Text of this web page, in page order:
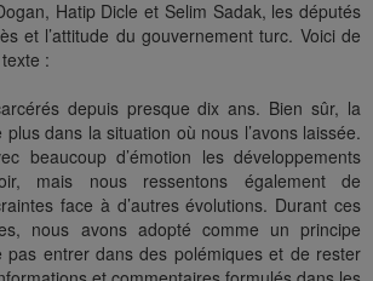
Hatip Dicle et Selim Sadak, les députés
et l’attitude du gouvernement turc. Voici de
:
depuis presque dix ans. Bien sûr, la
dans la situation où nous l’avons laissée.
beaucoup d’émotion les développements
mais nous ressentons également de
face à d’autres évolutions. Durant ces
nous avons adopté comme un principe
entrer dans des polémiques et de rester